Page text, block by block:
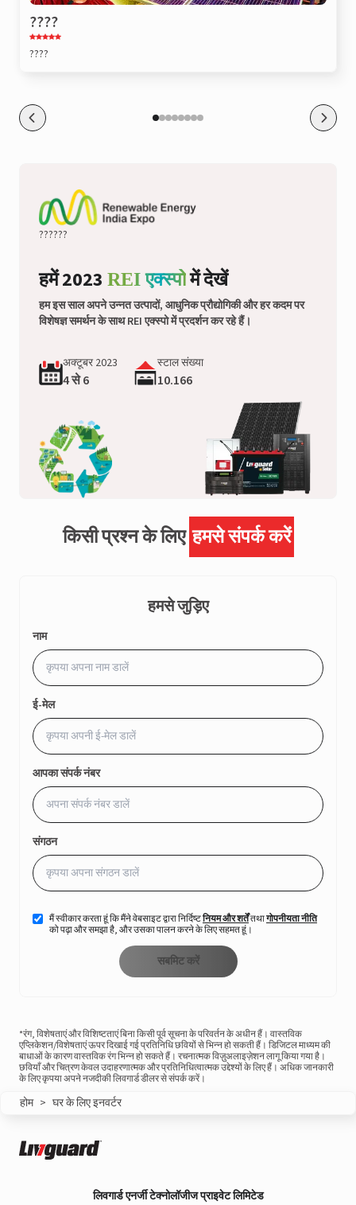
????
????
??????
हमें 2023 REI एक्स्पोमें देखें
हम इस साल अपने उन्नत उत्पादों, आधुनिक प्रौद्योगिकी और हर कदम पर
विशेषज्ञ समर्थन के साथ REI एक्स्पो में प्रदर्शन कर रहे हैं।
अक्टूबर 2023
4 से 6
स्टाल संख्या
10.166
किसी प्रश्न के लिएहमसे संपर्क करें
हमसे जुड़िए
नाम
ई-मेल
आपका संपर्क नंबर
संगठन
मैं स्वीकार करता हूं कि मैंने वेबसाइट द्वारा निर्दिष्टनियम और शर्तेंतथागोपनीयता नीति
को पढ़ा और समझा है, और उसका पालन करने के लिए सहमत हूं।
सबमिट करें
*रंग, विशेषताएं और विशिष्टताएं बिना किसी पूर्व सूचना के परिवर्तन के अधीन हैं। वास्तविक
एप्लिकेशन/विशेषताएं ऊपर दिखाई गई प्रतिनिधि छवियों से भिन्न हो सकती हैं। डिजिटल माध्यम की
बाधाओं के कारण वास्तविक रंग भिन्न हो सकते हैं। रचनात्मक विज़ुअलाइज़ेशन लागू किया गया है।
छवियाँ और चित्रण केवल उदाहरणात्मक और प्रतिनिधित्वात्मक उद्देश्यों के लिए हैं। अधिक जानकारी
के लिए कृपया अपने नजदीकी लिवगार्ड डीलर से संपर्क करें।
होम > घर के लिए इनवर्टर
लिवगार्ड एनर्जी टेक्नोलॉजीज प्राइवेट लिमिटेड